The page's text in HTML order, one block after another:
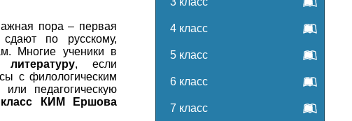
пора – первая
по русскому,
Многие ученики в
литературу, если
с филологическим
педагогическую
КИМ Ершова
4 класс
5 класс
6 класс
7 класс